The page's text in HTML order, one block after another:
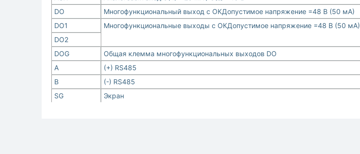
DO
Многофункциональный выход с ОКДопустимое напряжение =48 В (50 мА)
DO1
Многофункциональные выходы с ОКДопустимое напряжение =48 В (50 мА)
DO2
DOG
Общая клемма многофункциональных выходов DO
A
(+) RS485
B
(-) RS485
SG
Экран